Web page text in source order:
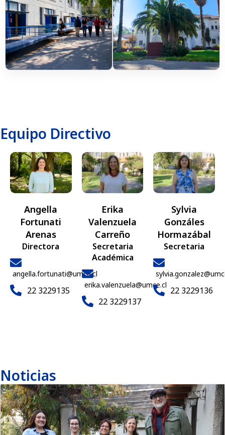
Equipo Directivo
Angella
Fortunati
Arenas
Directora
angella.fortunati@umce.cl
22 3229135
Erika
Valenzuela
Carreño
Secretaria
Académica
erika.valenzuela@umce.cl
22 3229137
Sylvia
Gonzáles
Hormazábal
Secretaria
22 3229136
Noticias